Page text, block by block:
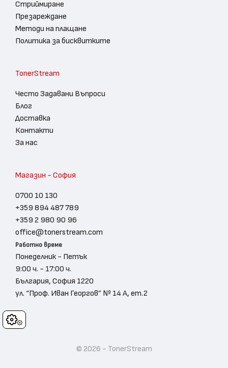
Cookies
Стриймиране
Презареждане
Методи на плащане
Политика за бисквитките
TonerStream
Често Задавани Въпроси
Блог
Доставка
Контакти
За нас
Магазин - София
0700 10 130
+359 894 487 789
+359 2 980 90 96
office@tonerstream.com
Работно време
Понеделник - Петък
9:00 ч. - 17:00 ч.
България, София 1220
ул. “Проф. Иван Георгов” № 14 А, ет.2
© 2026 - TonerStream